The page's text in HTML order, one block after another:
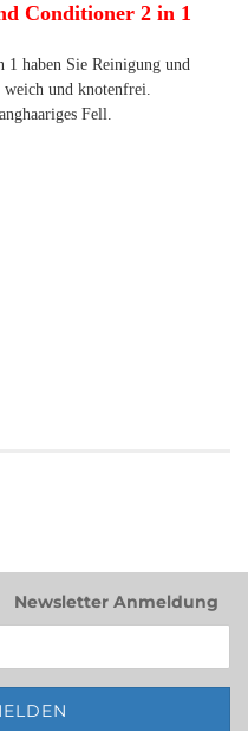
Conditioner 2 in 1
haben Sie Reinigung und
und knotenfrei.
Fell.
Newsletter Anmeldung